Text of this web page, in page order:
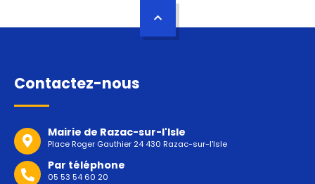
Contactez-nous
Mairie de Razac-sur-l'Isle
Place Roger Gauthier 24 430 Razac-sur-l'Isle
Par téléphone
05 53 54 60 20